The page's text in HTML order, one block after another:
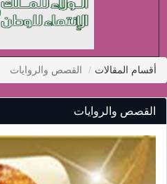
أقسام المقالات القصص والروايات
القصص والروايات